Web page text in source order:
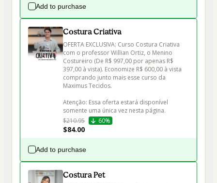
Add to purchase
Costura Criativa
OFERTA EXCLUSIVA: Curso Costura Criativa
com o professor Willian Ortiz, o Menino
Costureiro (De R$ 997,00 por apenas R$
397,00 à vista). Economize R$ 600,00 à vista
comprando junto mais esse curso da
Maximus Tecidos.
Atenção: Essa oferta estará disponível
somente uma única vez nesta página.
$210.95
60%
$84.00
Add to purchase
Costura Pet